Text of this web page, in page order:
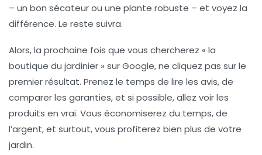
– un bon sécateur ou une plante robuste – et voyez la
différence. Le reste suivra.
Alors, la prochaine fois que vous chercherez « la
boutique du jardinier » sur Google, ne cliquez pas sur le
premier résultat. Prenez le temps de lire les avis, de
comparer les garanties, et si possible, allez voir les
produits en vrai. Vous économiserez du temps, de
l’argent, et surtout, vous profiterez bien plus de votre
jardin.